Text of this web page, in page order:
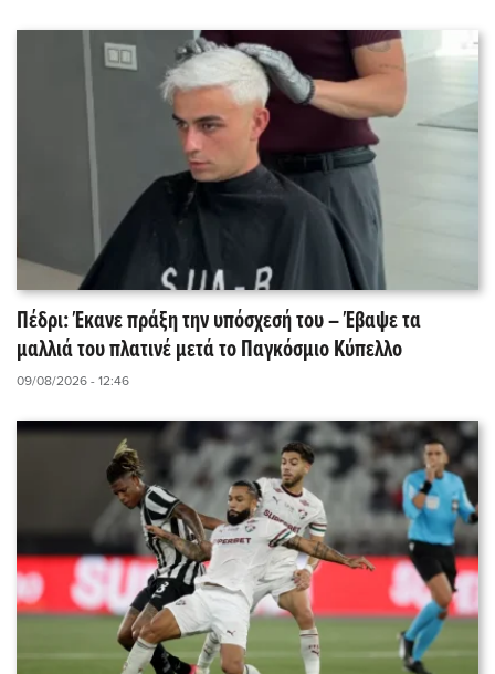
Πέδρι: Έκανε πράξη την υπόσχεσή του – Έβαψε τα
μαλλιά του πλατινέ μετά το Παγκόσμιο Κύπελλο
09/08/2026 - 12:46